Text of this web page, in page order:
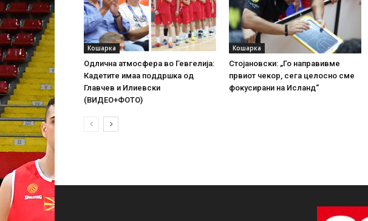
Кошарка
Одлична атмосфера во Гевгелија:
Кадетите имаа поддршка од
Главчев и Илиевски
(ВИДЕО+ФОТО)
Кошарка
Стојановски: „Го направивме
првиот чекор, сега целосно сме
фокусирани на Исланд“